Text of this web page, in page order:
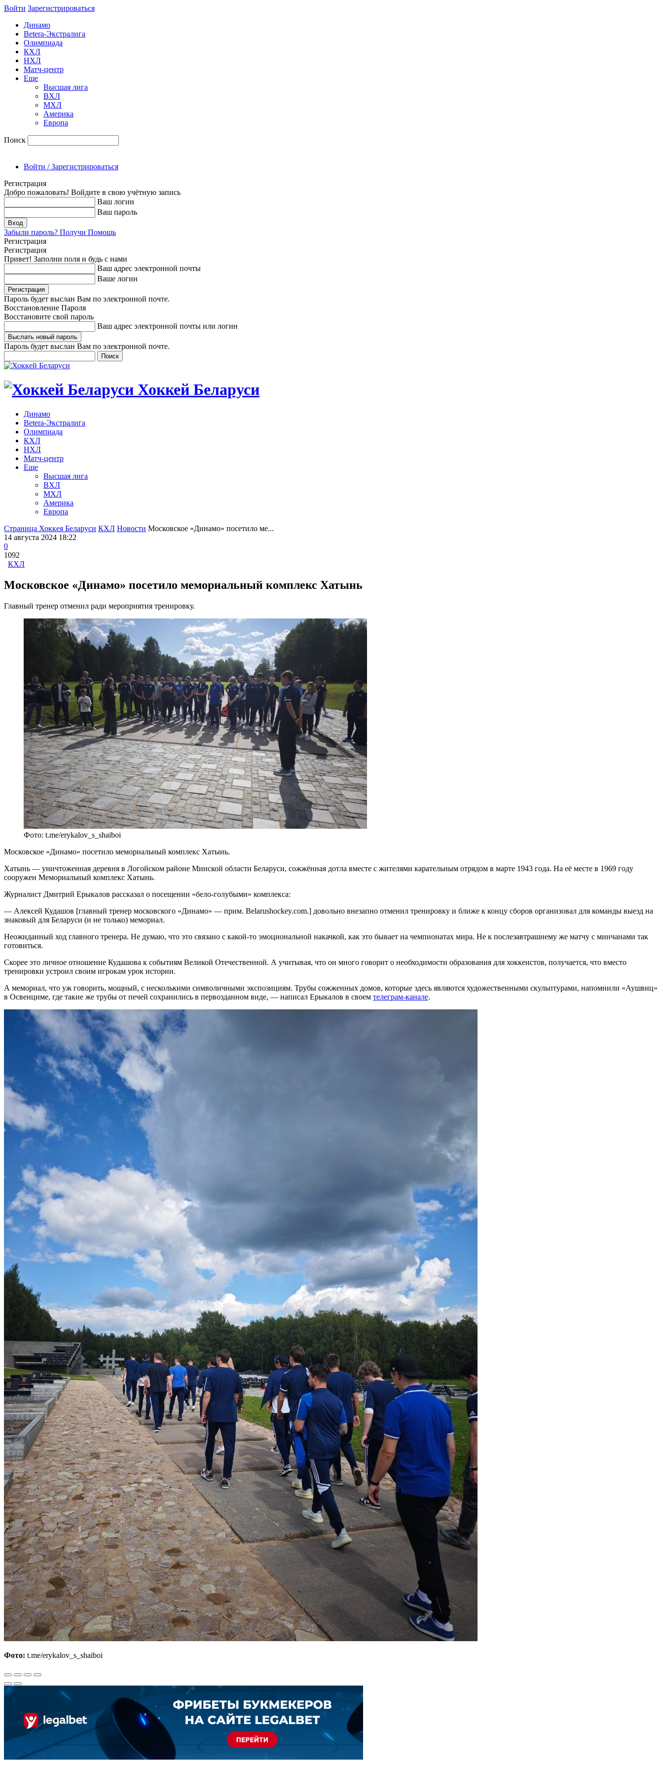
Войти Зарегиcтрироваться
Динамо
Betera-Экстралига
Олимпиада
КХЛ
НХЛ
Матч-центр
Еще
Высшая лига
ВХЛ
МХЛ
Америка
Европа
Поиск
Войти / Зарегистрироваться
Регистрация
Добро пожаловать! Войдите в свою учётную запись
Ваш логин
Ваш пароль
Забыли пароль? Получи Помощь
Регистрация
Регистрация
Привет! Заполни поля и будь с нами
Ваш адрес электронной почты
Ваше логин
Пароль будет выслан Вам по электронной почте.
Восстановление Пароля
Восстановите свой пароль
Ваш адрес электронной почты или логин
Пароль будет выслан Вам по электронной почте.
Хоккей Беларуси
Динамо
Betera-Экстралига
Олимпиада
КХЛ
НХЛ
Матч-центр
Еще
Высшая лига
ВХЛ
МХЛ
Америка
Европа
Страница Хоккея Беларуси КХЛ Новости Московское «Динамо» посетило ме...
14 августа 2024 18:22
0
1092
КХЛ
Московское «Динамо» посетило мемориальный комплекс Хатынь
Главный тренер отменил ради мероприятия тренировку.
Фото: t.me/erykalov_s_shaiboi
Московское «Динамо» посетило мемориальный комплекс Хатынь.
Хатынь — уничтоженная деревня в Логойском районе Минской области Беларуси, сожжённая дотла вместе с жителями карательным отрядом в марте 1943 года. На её месте в 1969 году
сооружен Мемориальный комплекс Хатынь.
Журналист Дмитрий Ерыкалов рассказал о посещении «бело-голубыми» комплекса:
— Алексей Кудашов [главный тренер московского «Динамо» — прим. Belarushockey.com.] довольно внезапно отменил тренировку и ближе к концу сборов организовал для команды выезд на
знаковый для Беларуси (и не только) мемориал.
Неожиданный ход главного тренера. Не думаю, что это связано с какой-то эмоциональной накачкой, как это бывает на чемпионатах мира. Не к послезавтрашнему же матчу с минчанами так
готовиться.
Скорее это личное отношение Кудашова к событиям Великой Отечественной. А учитывая, что он много говорит о необходимости образования для хоккеистов, получается, что вместо
тренировки устроил своим игрокам урок истории.
А мемориал, что уж говорить, мощный, с несколькими символичными экспозициям. Трубы сожженных домов, которые здесь являются художественными скульптурами, напомнили «Аушвиц»
в Освенциме, где такие же трубы от печей сохранились в первозданном виде, — написал Ерыкалов в своем телеграм-канале.
Фото: t.me/erykalov_s_shaiboi